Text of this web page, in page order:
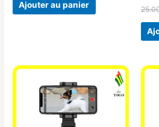
Ajouter au panier